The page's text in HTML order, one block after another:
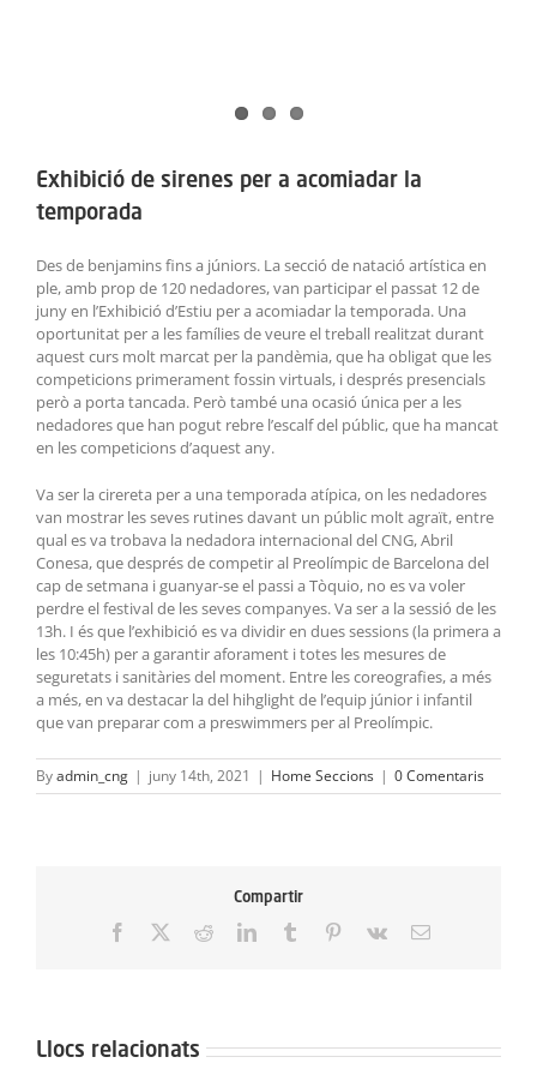
Exhibició de sirenes per a acomiadar la
temporada
Des de benjamins fins a júniors. La secció de natació artística en
ple, amb prop de 120 nedadores, van participar el passat 12 de
juny en l’Exhibició d’Estiu per a acomiadar la temporada. Una
oportunitat per a les famílies de veure el treball realitzat durant
aquest curs molt marcat per la pandèmia, que ha obligat que les
competicions primerament fossin virtuals, i després presencials
però a porta tancada. Però també una ocasió única per a les
nedadores que han pogut rebre l’escalf del públic, que ha mancat
en les competicions d’aquest any.
Va ser la cirereta per a una temporada atípica, on les nedadores
van mostrar les seves rutines davant un públic molt agraït, entre
qual es va trobava la nedadora internacional del CNG, Abril
Conesa, que després de competir al Preolímpic de Barcelona del
cap de setmana i guanyar-se el passi a Tòquio, no es va voler
perdre el festival de les seves companyes. Va ser a la sessió de les
13h. I és que l’exhibició es va dividir en dues sessions (la primera a
les 10:45h) per a garantir aforament i totes les mesures de
seguretats i sanitàries del moment. Entre les coreografies, a més
a més, en va destacar la del hihglight de l’equip júnior i infantil
que van preparar com a preswimmers per al Preolímpic.
Byadmin_cng | juny 14th, 2021 | Home Seccions | 0 Comentaris
Compartir
Facebook RedditLinkedInTumblr Pinterest
Vk Email:
Llocs relacionats